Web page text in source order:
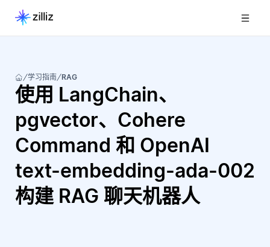
学习指南 RAG
使用 LangChain、
pgvector、Cohere
Command 和 OpenAI
text-embedding-ada-002
构建 RAG 聊天机器人